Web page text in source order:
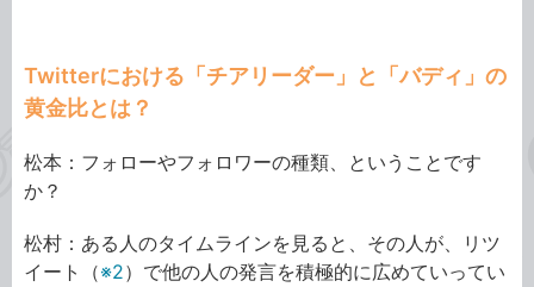
Twitterにおける「チアリーダー」と「バディ」の
黄金比とは？
松本：フォローやフォロワーの種類、ということです
か？
松村：ある人のタイムラインを見ると、その人が、リツ
イート
（※2） で他の人の発言を積極的に広めていってい